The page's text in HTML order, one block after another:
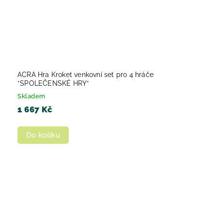
ACRA Hra Kroket venkovní set pro 4 hráče
*SPOLEČENSKÉ HRY*
Skladem
1 667 Kč
Do košíku